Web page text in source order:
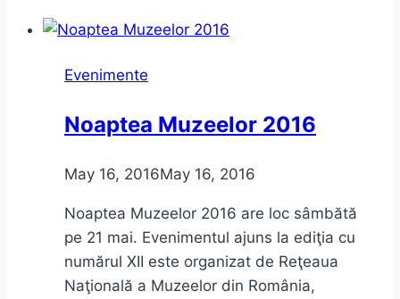
–
Calea
–
2016
program
Evenimente
Noaptea Muzeelor 2016
May 16, 2016May 16, 2016
Noaptea Muzeelor 2016 are loc sâmbătă
pe 21 mai. Evenimentul ajuns la ediţia cu
numărul XII este organizat de Reţeaua
Naţională a Muzeelor din România,